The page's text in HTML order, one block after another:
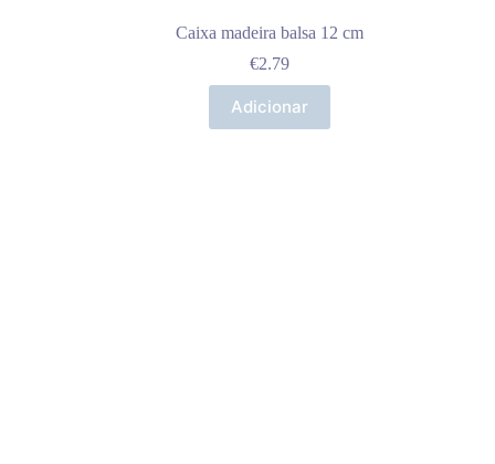
Caixa madeira balsa 12 cm
€2.79
Adicionar